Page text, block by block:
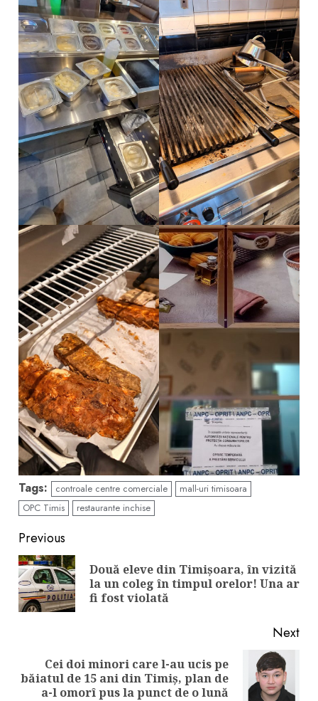
Tags: controale centre comerciale
mall-uri timisoara
OPC Timis
restaurante inchise
Continue
Reading
Previous
Două eleve din Timișoara, în vizită
la un coleg în timpul orelor! Una ar
fi fost violată
Next
Next
post:
Cei doi minori care l-au ucis pe
băiatul de 15 ani din Timiș, plan de
a-l omorî pus la punct de o lună